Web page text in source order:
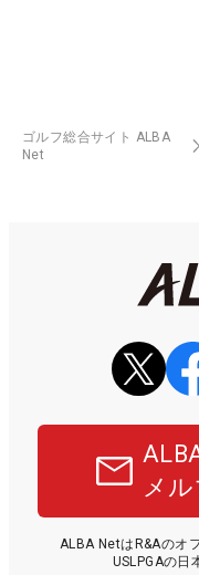
ゴルフ総合サイト ALBA
Net
メ
ALBA NetはR&Aのオ
USLPGAの日